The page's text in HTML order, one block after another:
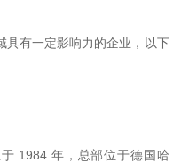
具有一定影响力的企业，以下
1984 年，总部位于德国哈